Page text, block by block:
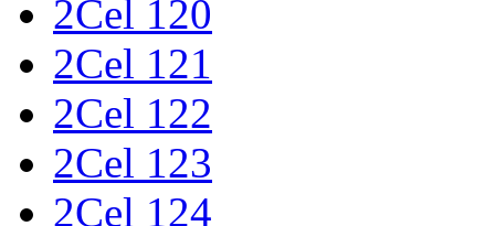
2Cel 120
2Cel 121
2Cel 122
2Cel 123
2Cel 124